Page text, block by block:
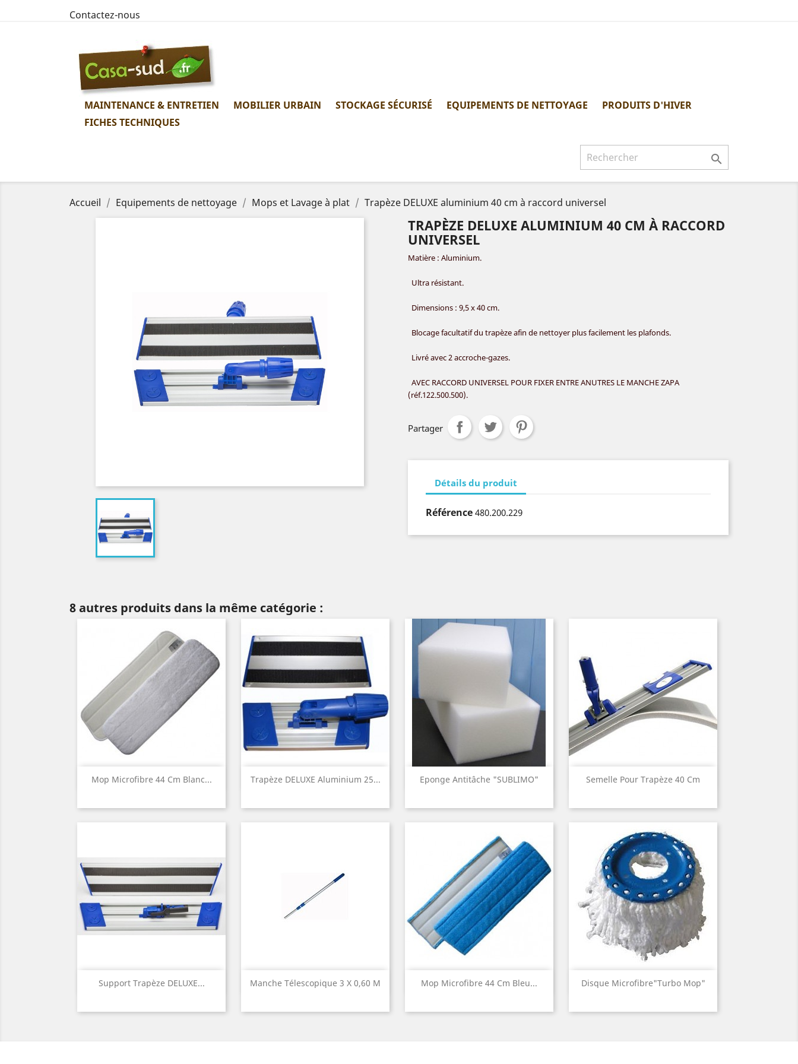
Contactez-nous
MAINTENANCE & ENTRETIEN MOBILIER URBAIN STOCKAGE SÉCURISÉ EQUIPEMENTS DE NETTOYAGE
PRODUITS D'HIVER
FICHES TECHNIQUES

Accueil Equipements de nettoyage Mops et Lavage à plat Trapèze DELUXE aluminium 40 cm à raccord universel
TRAPÈZE DELUXE ALUMINIUM 40 CM À RACCORD
UNIVERSEL
Matière : Aluminium.
Ultra résistant.
Dimensions : 9,5 x 40 cm.
Blocage facultatif du trapèze afin de nettoyer plus facilement les plafonds.
Livré avec 2 accroche-gazes.
AVEC RACCORD UNIVERSEL POUR FIXER ENTRE ANUTRES LE MANCHE ZAPA
(réf.122.500.500).
Partager
Détails du produit
Référence 480.200.229
8 autres produits dans la même catégorie :
Mop Microfibre 44 Cm Blanc...
Aperçu rapide Trapèze DELUXE Aluminium 25...
Aperçu rapide Eponge Antitâche "SUBLIMO"
Aperçu rapide Semelle Pour Trapèze 40 Cm
Aperçu rapide
Support Trapèze DELUXE...
Aperçu rapide Manche Télescopique 3 X 0,60 M
Aperçu rapide Mop Microfibre 44 Cm Bleu...
Aperçu rapide Disque Microfibre"Turbo Mop"
Aperçu rapide